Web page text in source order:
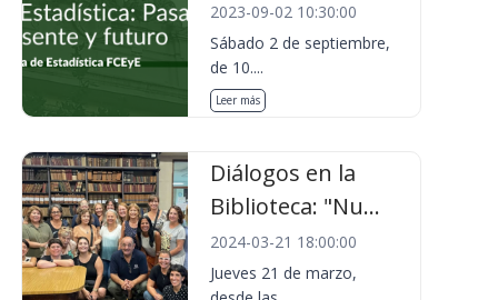
2023-09-02 10:30:00
Sábado 2 de septiembre,
de 10....
Leer más
Diálogos en la
Biblioteca: "Nu...
2024-03-21 18:00:00
Jueves 21 de marzo,